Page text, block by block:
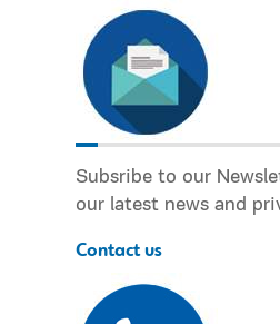
Subsribe to our
our latest news and
Contact us